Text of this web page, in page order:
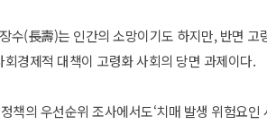
수(長壽)는 인간의 소망이기도 하지만, 반면 고
제적 대책이 고령화 사회의 당면 과제이다.
책의 우선순위 조사에서도‘치매 발생 위험요인